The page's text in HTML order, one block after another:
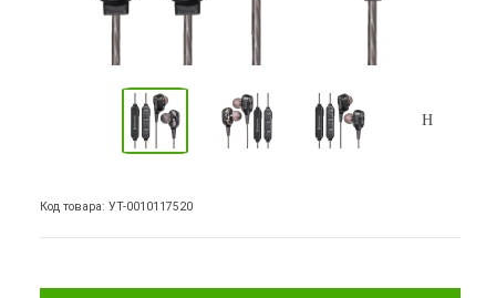
Код товара: УТ-0010117520